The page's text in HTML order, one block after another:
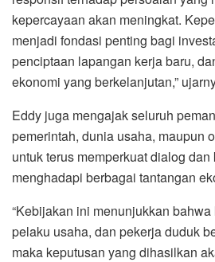
kepercayaan akan meningkat.
menjadi fondasi penting bagi
penciptaan lapangan kerja baru,
ekonomi yang berkelanjutan,”
Eddy juga mengajak seluruh
pemerintah, dunia usaha, maupun
untuk terus memperkuat dialog
menghadapi berbagai tantangan
“Kebijakan ini menunjukkan
pelaku usaha, dan pekerja duduk
maka keputusan yang dihasilkan